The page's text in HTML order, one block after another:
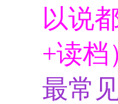
以说
+读档
最常